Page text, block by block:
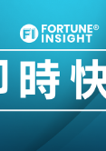
內地執法人員
萬元
失守6.5萬點後
10月換帥 玩具